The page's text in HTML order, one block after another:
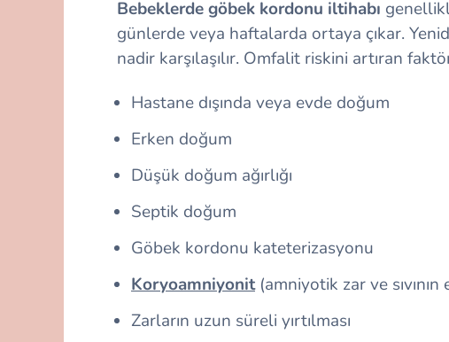
Bebeklerde göbek kordonu iltihabı
günlerde veya haftalarda ortaya çıkar.
nadir karşılaşılır. Omfalit riskini artıran
Hastane dışında veya evde doğum
Erken doğum
Düşük doğum ağırlığı
Septik doğum
Göbek kordonu kateterizasyonu
Koryoamniyonit(amniyotik zar ve sıvının
Zarların uzun süreli yırtılması